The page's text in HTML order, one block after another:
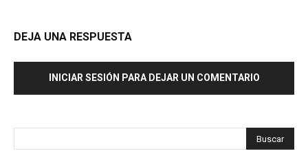
DEJA UNA RESPUESTA
INICIAR SESIÓN PARA DEJAR UN COMENTARIO